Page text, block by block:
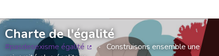
Charte de l'égalité
#pasdesexisme égalité
Construisons ensemble une